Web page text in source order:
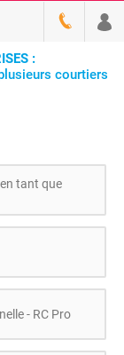
:
courtiers
tant que
- RC Pro